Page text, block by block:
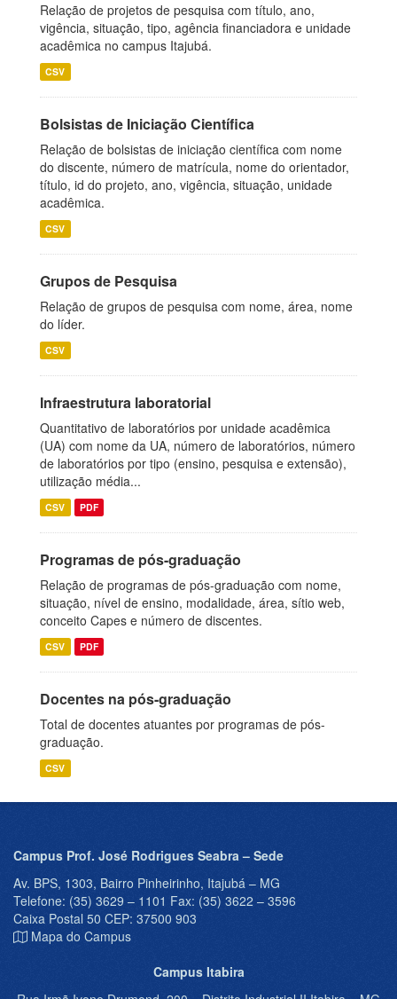
Relação de projetos de pesquisa com título, ano,
vigência, situação, tipo, agência financiadora e unidade
acadêmica no campus Itajubá.
CSV
Bolsistas de Iniciação Científica
Relação de bolsistas de iniciação científica com nome
do discente, número de matrícula, nome do orientador,
título, id do projeto, ano, vigência, situação, unidade
acadêmica.
CSV
Grupos de Pesquisa
Relação de grupos de pesquisa com nome, área, nome
do líder.
CSV
Infraestrutura laboratorial
Quantitativo de laboratórios por unidade acadêmica
(UA) com nome da UA, número de laboratórios, número
de laboratórios por tipo (ensino, pesquisa e extensão),
utilização média...
CSV PDF
Programas de pós-graduação
Relação de programas de pós-graduação com nome,
situação, nível de ensino, modalidade, área, sítio web,
conceito Capes e número de discentes.
CSV PDF
Docentes na pós-graduação
Total de docentes atuantes por programas de pós-
graduação.
CSV
Campus Prof. José Rodrigues Seabra – Sede
Av. BPS, 1303, Bairro Pinheirinho, Itajubá – MG
Telefone: (35) 3629 – 1101 Fax: (35) 3622 – 3596
Caixa Postal 50 CEP: 37500 903
Mapa do Campus
Campus Itabira